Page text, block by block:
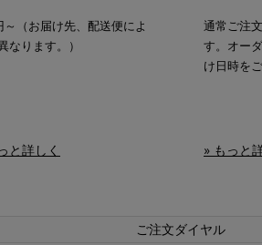
～（お届け先、配送便によ
なります。）
と詳しく
通常ご注
す。オー
け日時を
» もっと
ご注文ダイヤル